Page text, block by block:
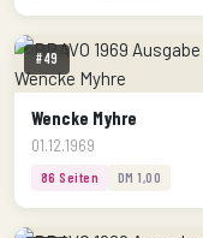
#49
Wencke Myhre
01.12.1969
86 Seiten DM 1,00